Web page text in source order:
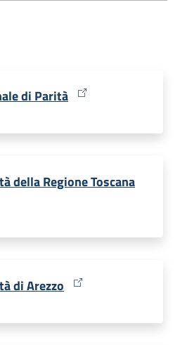
di Parità
della Regione Toscana
di Arezzo